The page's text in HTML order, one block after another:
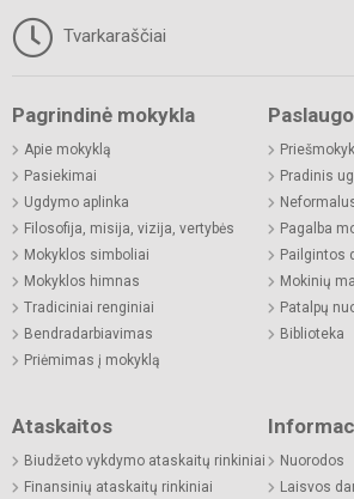
Tvarkaraščiai
Pagrindinė mokykla
Apie mokyklą
Pasiekimai
Ugdymo aplinka
Filosofija, misija, vizija, vertybės
Mokyklos simboliai
Mokyklos himnas
Tradiciniai renginiai
Bendradarbiavimas
Priėmimas į mokyklą
Pradinis
Pagalba
Pailgintos
Mokinių
Patalpų
Biblioteka
Ataskaitos
Biudžeto vykdymo ataskaitų rinkiniai
Finansinių ataskaitų rinkiniai
Nuorodos
Laisvos